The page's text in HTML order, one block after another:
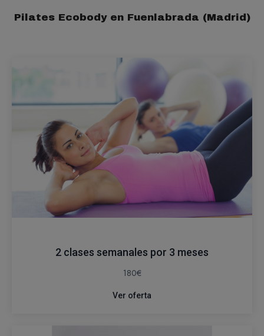
Pilates Ecobody en Fuenlabrada (Madrid)
2 clases semanales por 3 meses
180€
Ver oferta